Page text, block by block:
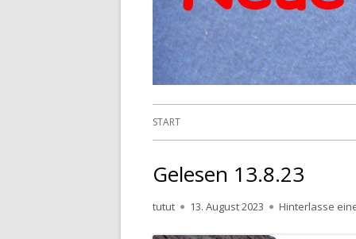
Primäres
START
Gelesen 13.8.23
Autor
tutut
Veröffentlicht
13. August 2023 Hinterlasse